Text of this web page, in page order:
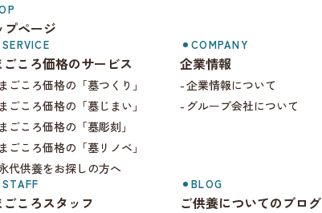
プページ
SERVICE
ごころ価格のサービス
ごころ価格の「墓つくり」
ごころ価格の「墓じまい」
ごころ価格の「墓彫刻」
ごころ価格の「墓リノベ」
代供養をお探しの方へ
COMPANY
企業情報
企業情報について
グループ会社について
STAFF
ごころスタッフ
BLOG
ご供養についてのブログ